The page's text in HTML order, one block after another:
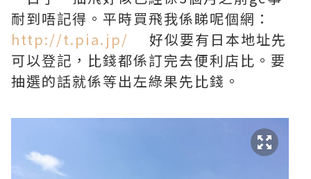
耐到唔記得。平時買飛我係睇呢個網：
http://t.pia.jp/ 好似要有日本地址先
可以登記，比錢都係訂完去便利店比。要
抽選的話就係等出左綠果先比錢。